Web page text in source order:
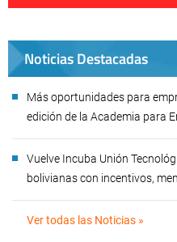
Noticias Destacadas
Más oportunidades para
edición de la Academia para
Vuelve Incuba Unión
bolivianas con incentivos,
Ver todas las Noticias »